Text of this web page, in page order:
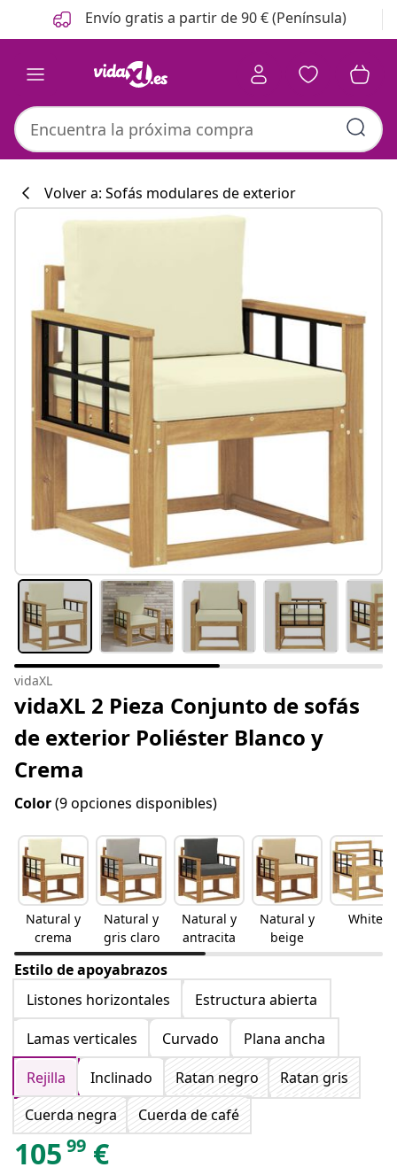
Anterior
Siguiente Envío gratis a partir de 90 € (Península)
#sharemevidaxl
Volver a: Sofás modulares de exterior
vidaXL
vidaXL 2 Pieza Conjunto de sofás
de exterior Poliéster Blanco y
Crema
Color(9 opciones disponibles)
Natural y
crema
Natural y
gris claro
Natural y
antracita
Natural y
beige
White
Estilo de apoyabrazos
Listones horizontales
Estructura abierta
Lamas verticales
Curvado
Plana ancha
Rejilla
Inclinado Ratan negro
Ratan gris
Cuerda negra
Cuerda de café
105 99 €